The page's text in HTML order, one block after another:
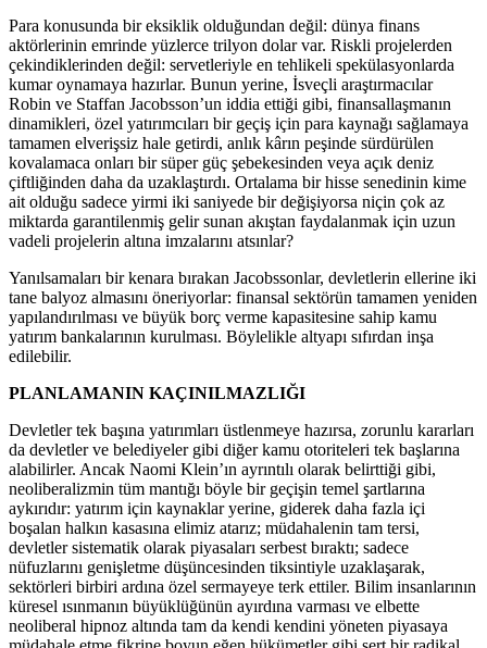
Para konusunda bir eksiklik olduğundan değil: dünya finans
aktörlerinin emrinde yüzlerce trilyon dolar var. Riskli projelerden
çekindiklerinden değil: servetleriyle en tehlikeli spekülasyonlarda
kumar oynamaya hazırlar. Bunun yerine, İsveçli araştırmacılar
Robin ve Staffan Jacobsson’un iddia ettiği gibi, finansallaşmanın
dinamikleri, özel yatırımcıları bir geçiş için para kaynağı sağlamaya
tamamen elverişsiz hale getirdi, anlık kârın peşinde sürdürülen
kovalamaca onları bir süper güç şebekesinden veya açık deniz
çiftliğinden daha da uzaklaştırdı. Ortalama bir hisse senedinin kime
ait olduğu sadece yirmi iki saniyede bir değişiyorsa niçin çok az
miktarda garantilenmiş gelir sunan akıştan faydalanmak için uzun
vadeli projelerin altına imzalarını atsınlar?
Yanılsamaları bir kenara bırakan Jacobssonlar, devletlerin ellerine iki
tane balyoz almasını öneriyorlar: finansal sektörün tamamen yeniden
yapılandırılması ve büyük borç verme kapasitesine sahip kamu
yatırım bankalarının kurulması. Böylelikle altyapı sıfırdan inşa
edilebilir.
PLANLAMANIN KAÇINILMAZLIĞI
Devletler tek başına yatırımları üstlenmeye hazırsa, zorunlu kararları
da devletler ve belediyeler gibi diğer kamu otoriteleri tek başlarına
alabilirler. Ancak Naomi Klein’ın ayrıntılı olarak belirttiği gibi,
neoliberalizmin tüm mantığı böyle bir geçişin temel şartlarına
aykırıdır: yatırım için kaynaklar yerine, giderek daha fazla içi
boşalan halkın kasasına elimiz atarız; müdahalenin tam tersi,
devletler sistematik olarak piyasaları serbest bıraktı; sadece
nüfuzlarını genişletme düşüncesinden tiksintiyle uzaklaşarak,
sektörleri birbiri ardına özel sermayeye terk ettiler. Bilim insanlarının
küresel ısınmanın büyüklüğünün ayırdına varması ve elbette
neoliberal hipnoz altında tam da kendi kendini yöneten piyasaya